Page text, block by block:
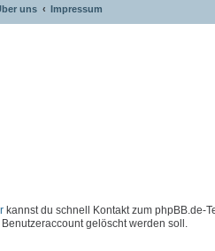
uns Impressum
kannst du schnell Kontakt zum phpBB.de-
gelöscht werden soll.